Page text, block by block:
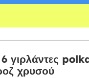
γιρλάντες
χρυσού